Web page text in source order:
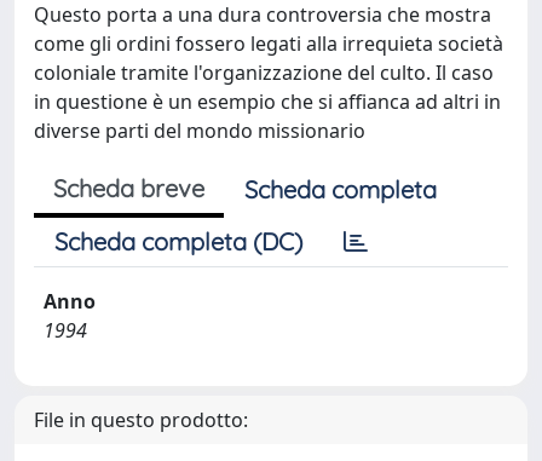
Questo porta a una dura controversia che mostra
come gli ordini fossero legati alla irrequieta società
coloniale tramite l'organizzazione del culto. Il caso
in questione è un esempio che si affianca ad altri in
diverse parti del mondo missionario
Scheda breve
Scheda completa
Scheda completa (DC)
Anno
1994
File in questo prodotto: